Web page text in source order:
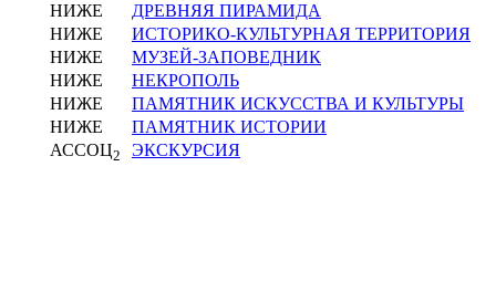
НИЖЕ
ДРЕВНЯЯ ПИРАМИДА
НИЖЕ
ИСТОРИКО-КУЛЬТУРНАЯ ТЕРРИТОРИЯ
НИЖЕ
МУЗЕЙ-ЗАПОВЕДНИК
НИЖЕ
НЕКРОПОЛЬ
НИЖЕ
ПАМЯТНИК ИСКУССТВА И КУЛЬТУРЫ
НИЖЕ
ПАМЯТНИК ИСТОРИИ
АССОЦ2 ЭКСКУРСИЯ